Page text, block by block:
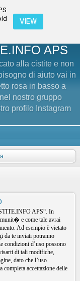
VIEW
APS
alla cistite e non
di aiuto vai in
rosa in basso a
nostro gruppo
profilo Instagram
APS“. In
e come tale avrai
Ad esempio è vietato
da te inviati potranno
condizioni d’uso possono
di tali modifiche,
dato che l’uso
accettazione delle